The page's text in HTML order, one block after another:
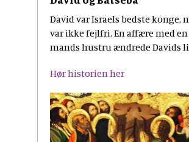
David var Israels bedste konge,
var ikke fejlfri. En affære med
mands hustru ændrede Davids
Hør historien her